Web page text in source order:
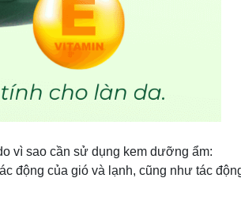
vì sao cần sử dụng kem dưỡng ẩm:
động của gió và lạnh, cũng như tác